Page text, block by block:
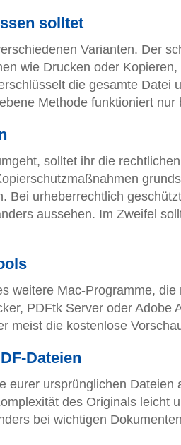
solltet
Varianten. Der
wie Drucken oder
die gesamte Datei
Methode funktioniert
solltet ihr die
Bei urheberrechtlich
aussehen. Im Zweifel
weitere Mac-Programme,
PDFtk Server oder Adobe
meist die kostenlose
Dateien
eurer ursprünglichen Dateien
des Originals leicht
bei wichtigen